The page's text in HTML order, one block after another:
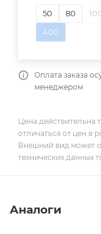
50 80
400
Оплата заказа
менеджером
Цена действительна
отличаться от цен в
Внешний вид может
технических данных
Аналоги